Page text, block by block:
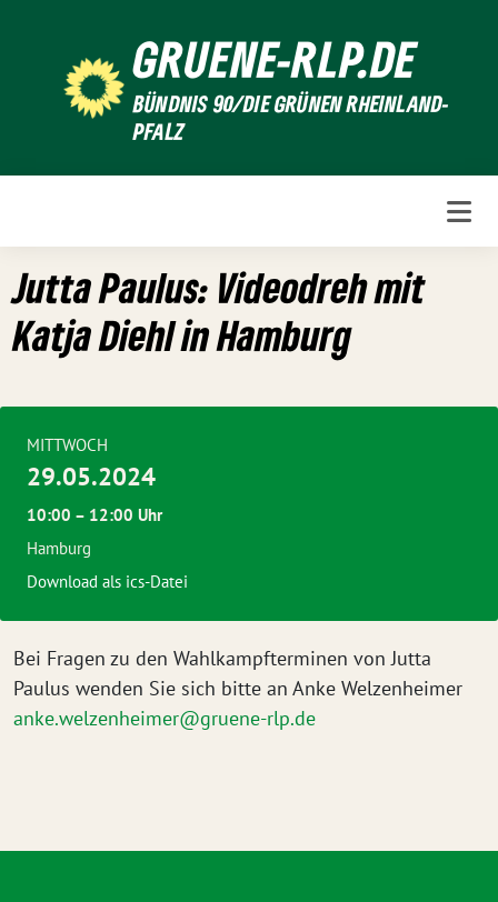
GRUENE-RLP.DE
BÜNDNIS 90/DIE GRÜNEN RHEINLAND-
PFALZ
Jutta Paulus: Videodreh mit
Katja Diehl in Hamburg
Bei Fragen zu den Wahlkampfterminen von Jutta
Paulus wenden Sie sich bitte an Anke Welzenheimer
anke.welzenheimer@gruene-rlp.de
MITTWOCH
29.05.2024
10:00 – 12:00 Uhr
Hamburg
Download als ics-Datei